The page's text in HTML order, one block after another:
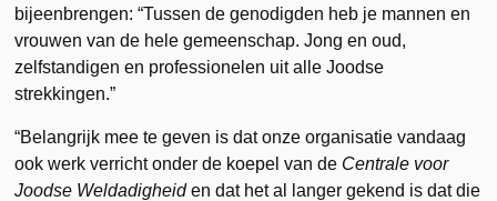
bijeenbrengen: “Tussen de genodigden heb je mannen en
vrouwen van de hele gemeenschap. Jong en oud,
zelfstandigen en professionelen uit alle Joodse
strekkingen.”
“Belangrijk mee te geven is dat onze organisatie vandaag
ook werk verricht onder de koepel van de Centrale voor
Joodse Weldadigheiden dat het al langer gekend is dat die